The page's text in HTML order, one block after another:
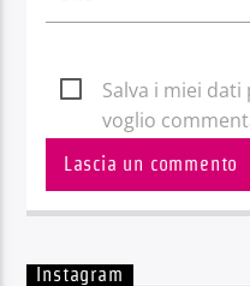
Salva i miei
voglio
Instagram